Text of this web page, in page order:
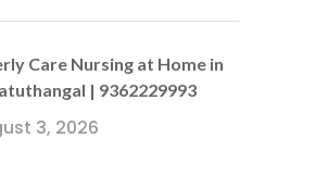
Care Nursing at Home in
| 9362229993
3, 2026